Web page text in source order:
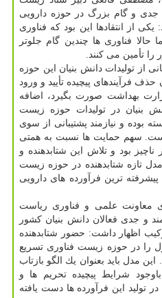
جدی و گام بزرگ در حوزه دارویی
از انتقادها این بود كه فناوری
حالا فناوری ها چندین گام جلوتر
تأمین می كنند.
از تولیدات دانش بنیان این حوزه
فرآیندهای پیچیده تأیید و ورود
بهداشت صورت بگیرد، اضافه
بنیان در تولیدات حوزه زیست
بوده و نیازمند پشتیبانی از سوی
سهم حمایت ها نسبت به همتی
ناچیز بود و تلاش این شتابدهنده و
تازه شتابدهنده در حوزه زیست
ترین فرآورده های دارویی
معاونت علمی و فناوری ریاست
و جدی فعالان دانش بنیان كشور
اظهار داشت: حضور شتابدهنده
را در حوزه زیست فناوری تسریع
مدل باید بعنوان یك الگو بازتاب
شرایط پیچیده تحریم ها و
تولید این فرآورده ها دست یافته